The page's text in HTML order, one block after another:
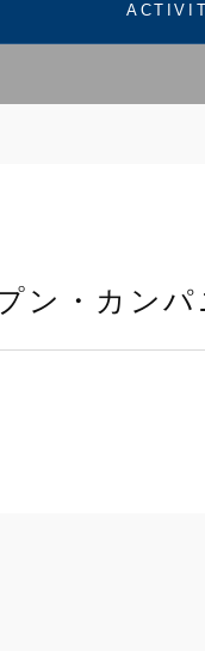
ン・カンパ